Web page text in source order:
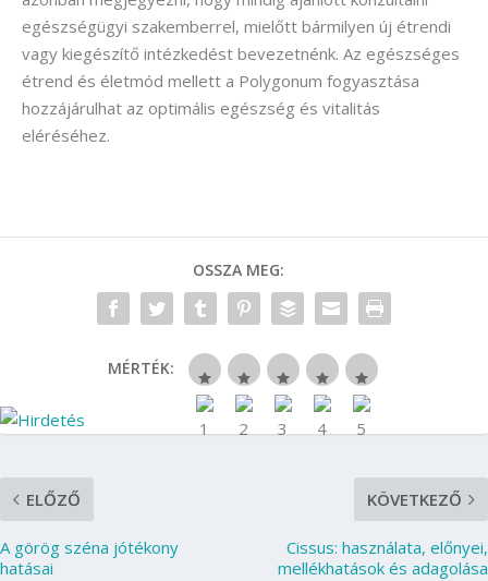
egészségügyi szakemberrel, mielőtt bármilyen új étrendi
vagy kiegészítő intézkedést bevezetnénk. Az egészséges
étrend és életmód mellett a Polygonum fogyasztása
hozzájárulhat az optimális egészség és vitalitás
eléréséhez.
OSSZA MEG:
MÉRTÉK:
ELŐZŐ
A görög széna jótékony
hatásai
KÖVETKEZŐ
Cissus: használata, előnyei,
mellékhatások és adagolása